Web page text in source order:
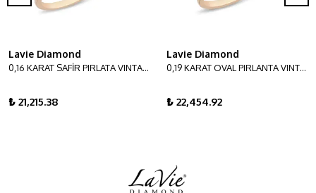
Lavie Diamond
0,16 KARAT SAFİR PIRLATA VINTAGE YÜZÜK
₺ 21,215.38
Lavie Diamond
0,19 KARAT OVAL PIRLANTA VINTAGE YÜZÜK
₺ 22,454.92